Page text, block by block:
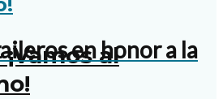
al
en honor a la